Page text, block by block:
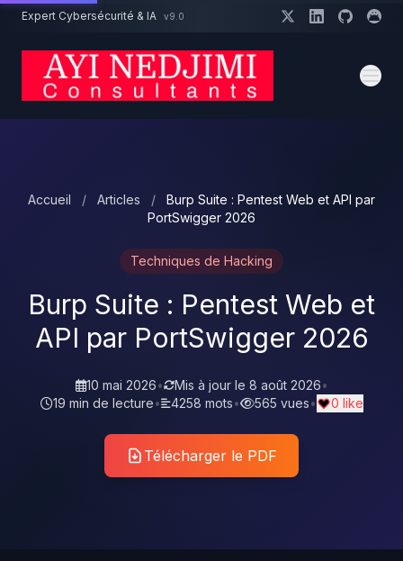
Aller au contenu principal
Expert Cybersécurité & IA v9.0
Accueil / Articles /
Burp Suite : Pentest Web et API par
PortSwigger 2026
Techniques de Hacking
Burp Suite : Pentest Web et
API par PortSwigger 2026
10 mai 2026• Mis à jour le 8 août 2026•
19 min de lecture• 4258 mots• 565 vues• 0 like
Télécharger le PDF
Un projet cybersécurité ?